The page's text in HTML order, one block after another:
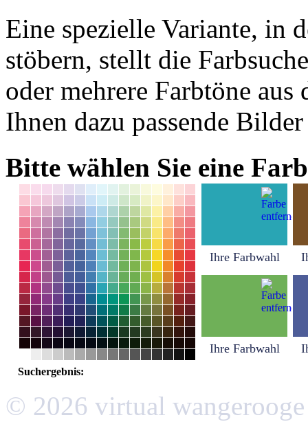
Eine spezielle Variante, in
stöbern, stellt die
oder mehrere Farbtöne
Ihnen dazu passende
Bitte wählen Sie eine
Ihre Farbwahl
Ihre Farbwahl
Suchergebnis:
© 2026 virtual wangerooge